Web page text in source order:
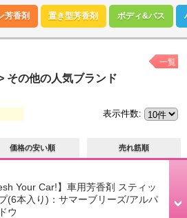
芳香剤 置き型芳香剤 ボディ&バス
その他の人気ブランド
一覧
価格の安い順 売れ筋順
表示件数:
Your Car!】車用芳香剤 スティッ
(6本入り)：サマーブリーズ/アルパ
ウ